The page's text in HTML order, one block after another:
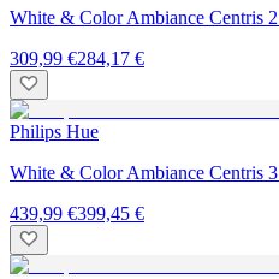
White & Color Ambiance Centris
309,99 €284,17 €
Philips Hue
White & Color Ambiance Centris
439,99 €399,45 €